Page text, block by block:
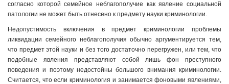
согласно которой семейное неблагополучие как явление социальной
патологии не может быть отнесено к предмету науки криминологии.
Недопустимость включения в предмет криминологии проблемы
ликвидации семейного неблагополучия обычно аргументируется тем,
что предмет этой науки и без того достаточно перегружен, или тем, что
подобные явления представляют собой лишь фон преступного
поведения и поэтому недостойны большого внимания криминологии.
Считается, что если криминология и занимается фоновыми явлениями,